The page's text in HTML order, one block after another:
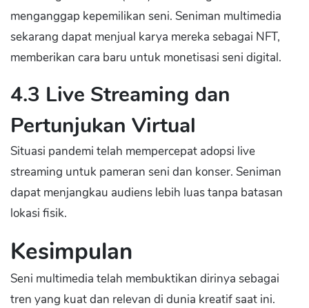
menganggap kepemilikan seni. Seniman multimedia
sekarang dapat menjual karya mereka sebagai NFT,
memberikan cara baru untuk monetisasi seni digital.
4.3 Live Streaming dan
Pertunjukan Virtual
Situasi pandemi telah mempercepat adopsi live
streaming untuk pameran seni dan konser. Seniman
dapat menjangkau audiens lebih luas tanpa batasan
lokasi fisik.
Kesimpulan
Seni multimedia telah membuktikan dirinya sebagai
tren yang kuat dan relevan di dunia kreatif saat ini.